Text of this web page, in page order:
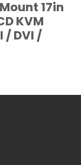
17in
KVM
/ DVI /